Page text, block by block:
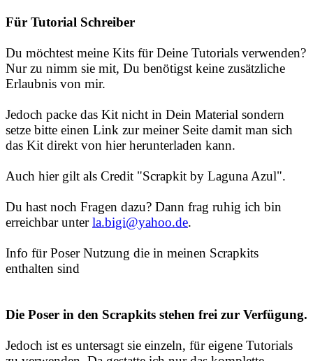
Für Tutorial Schreiber
Du möchtest meine Kits für Deine Tutorials verwenden?
Nur zu nimm sie mit, Du benötigst keine zusätzliche
Erlaubnis von mir.
Jedoch packe das Kit nicht in Dein Material sondern
setze bitte einen Link zur meiner Seite damit man sich
das Kit direkt von hier herunterladen kann.
Auch hier gilt als Credit "Scrapkit by Laguna Azul".
Du hast noch Fragen dazu? Dann frag ruhig ich bin
erreichbar unterla.bigi@yahoo.de.
Info für Poser Nutzung die in meinen Scrapkits
enthalten sind
Die Poser in den Scrapkits stehen frei zur Verfügung.
Jedoch ist es untersagt sie einzeln, für eigene Tutorials